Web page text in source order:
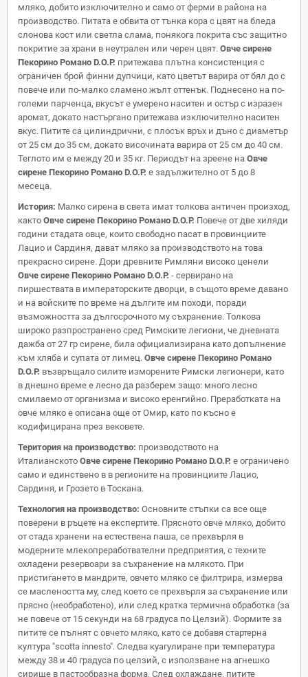
мляко, добито изключително и само от ферми в района на
производство. Питата е обвита от тънка кора с цвят на бледа
слонова кост или светла слама, понякога покрита със защитно
покритие за храни в неутрален или черен цвят. Овче сирене
Пекорино Романо D.O.P. притежава плътна консистенция с
ограничен брой финни дупчици, като цветът варира от бял до с
повече или по-малко сламено жълт оттенък. Поднесено на по-
големи парченца, вкусът е умерено наситен и остър с изразен
аромат, докато настъргано притежава изключително наситен
вкус. Питите са цилиндрични, с плосък връх и дъно с диаметър
от 25 см до 35 см, докато височината варира от 25 см до 40 см.
Теглото им е между 20 и 35 кг. Периодът на зреене на Овче
сирене Пекорино Романо D.O.P. е задължително от 5 до 8
месеца.
История: Малко сирена в света имат толкова античен произход,
както Овче сирене Пекорино Романо D.O.P. Повече от две хиляди
години стадата овце, които свободно пасат в провинциите
Лацио и Сардиня, дават мляко за производството на това
прекрасно сирене. Дори древните Римляни високо ценели
Овче сирене Пекорино Романо D.O.P. - сервирано на
пиршествата в императорските дворци, в същото време давано
и на войските по време на дългите им походи, поради
възможността за дългосрочното му съхранение. Толкова
широко разпространено сред Римските легиони, че дневната
дажба от 27 гр сирене, била официализирана като допълнение
към хляба и супата от лимец. Овче сирене Пекорино Романо
D.O.P. възвръщало силите изморените Римски легионери, като
в днешно време е лесно да разберем защо: много лесно
смилаемо от организма и високо еренгийно. Преработката на
овче мляко е описана още от Омир, като по късно е
кодифицирана през вековете.
Територия на производство: производството на
Италианското Овче сирене Пекорино Романо D.O.P. е ограничено
само и единствено в в регионите на провинциите Лацио,
Сардиня, и Грозето в Тоскана.
Технология на производство: Основните стъпки са все още
поверени в ръцете на експертите. Прясното овче мляко, добито
от стада хранени на естествена паша, се прехвърля в
модерните млекопреработвателни предприятия, с техните
охладени резервоари за съхранение на млякото. При
пристигането в мандрите, овчето мляко се филтрира, измерва
се маслеността му, след което се прехвърля за съхранение или
прясно (необработено), или след кратка термична обработка (за
не повече от 15 секунди на 68 градуса по Целзий). Формите за
питите се пълнят с овчето мляко, като се добавя стартерна
култура "scotta innesto". Следва куагулиране при температура
между 38 и 40 градуса по целзий, с използване на агнешко
сирище в пастообразна форма. След охлаждане, питите